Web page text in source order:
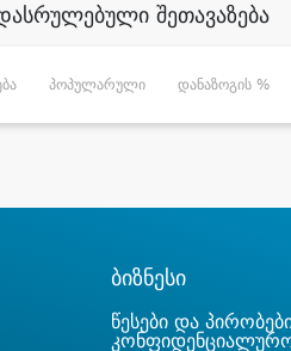
შეთავაზება
პოპულარული დანაზოგის %
ბიზნესი
წესები და